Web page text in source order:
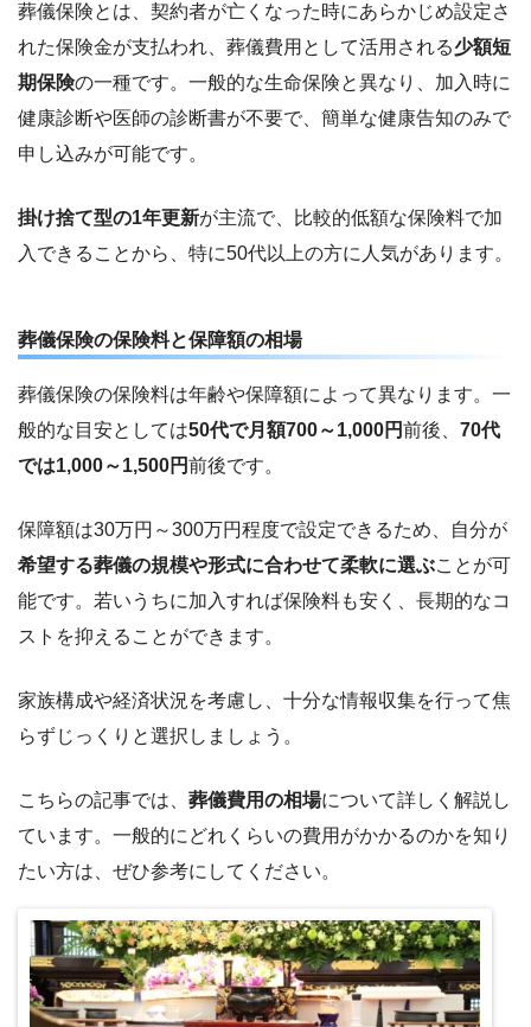
葬儀保険とは、契約者が亡くなった時にあらかじめ設定さ
れた保険金が支払われ、葬儀費用として活用される少額短
期保険の一種です。一般的な生命保険と異なり、加入時に
健康診断や医師の診断書が不要で、簡単な健康告知のみで
申し込みが可能です。
掛け捨て型の1年更新が主流で、比較的低額な保険料で加
入できることから、特に50代以上の方に人気があります。
葬儀保険の保険料と保障額の相場
葬儀保険の保険料は年齢や保障額によって異なります。一
般的な目安としては50代で月額700～1,000円前後、 70代
では1,000～1,500円前後です。
保障額は30万円～300万円程度で設定できるため、自分が
希望する葬儀の規模や形式に合わせて柔軟に選ぶことが可
能です。若いうちに加入すれば保険料も安く、長期的なコ
ストを抑えることができます。
家族構成や経済状況を考慮し、十分な情報収集を行って焦
らずじっくりと選択しましょう。
こちらの記事では、 葬儀費用の相場について詳しく解説し
ています。一般的にどれくらいの費用がかかるのかを知り
たい方は、ぜひ参考にしてください。